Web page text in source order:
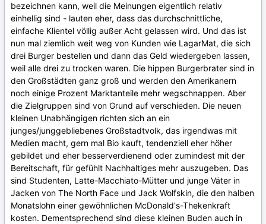
bezeichnen kann, weil die Meinungen eigentlich relativ
einhellig sind - lauten eher, dass das durchschnittliche,
einfache Klientel völlig außer Acht gelassen wird. Und das ist
nun mal ziemlich weit weg von Kunden wie LagarMat, die sich
drei Burger bestellen und dann das Geld wiedergeben lassen,
weil alle drei zu trocken waren. Die hippen Burgerbrater sind in
den Großstädten ganz groß und werden den Amerikanern
noch einige Prozent Marktanteile mehr wegschnappen. Aber
die Zielgruppen sind von Grund auf verschieden. Die neuen
kleinen Unabhängigen richten sich an ein
junges/junggebliebenes Großstadtvolk, das irgendwas mit
Medien macht, gern mal Bio kauft, tendenziell eher höher
gebildet und eher besserverdienend oder zumindest mit der
Bereitschaft, für gefühlt Nachhaltiges mehr auszugeben. Das
sind Studenten, Latte-Macchiato-Mütter und junge Väter in
Jacken von The North Face und Jack Wolfskin, die den halben
Monatslohn einer gewöhnlichen McDonald's-Thekenkraft
kosten. Dementsprechend sind diese kleinen Buden auch in